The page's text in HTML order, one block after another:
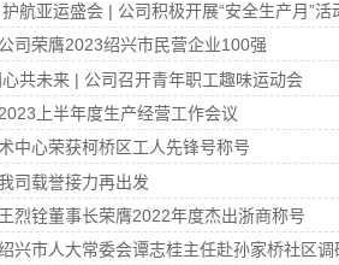
航亚运盛会 | 公司积极开展“安全生产月”活
司荣膺2023绍兴市民营企业100强
共未来 | 公司召开青年职工趣味运动会
上半年度生产经营工作会议
中心荣获柯桥区工人先锋号称号
司载誉接力再出发
烈铨董事长荣膺2022年度杰出浙商称号
绍兴市人大常委会谭志桂主任赴孙家桥社区